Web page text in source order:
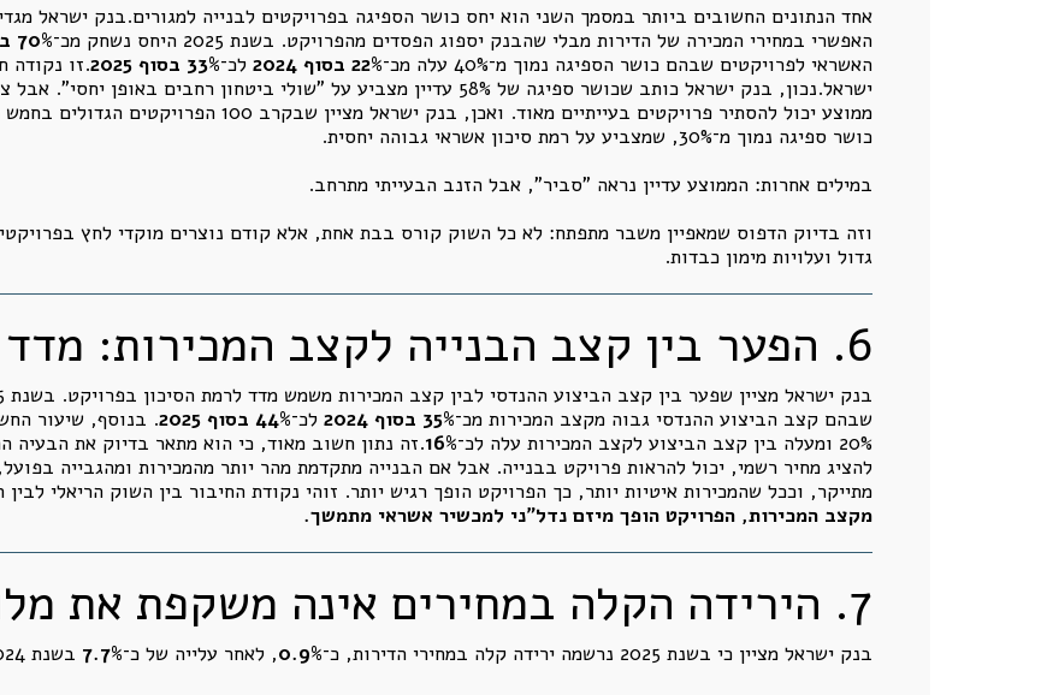
אחד הנתונים החשובים ביותר במסמך השני הוא יחס כושר הספיגה בפרויקטים לבנייה למגורים.בנק ישראל
האפשרי במחירי המכירה של הדירות מבלי שהבנק יספוג הפסדים מהפרויקט. בשנת 2025 היחס נשחק מכ־
70% בסוף 2024
האשראי לפרויקטים שבהם כושר הספיגה נמוך מ־40% עלה מכ־
22% בסוף 2024 לכ־33% בסוף 2025
.זו נקודה
ישראל.נכון, בנק ישראל כותב שכושר ספיגה של 58% עדיין מצביע על "שולי ביטחון
ממוצע יכול להסתיר פרויקטים בעייתיים מאוד. ואכן, בנק ישראל מציין שבקרב 100 הפרויקטים הגדולים בחמש הקבוצות הבנקאיות, קיימים
כושר ספיגה נמוך מ־30%, שמצביע על רמת סיכון אשראי גבוהה יחסית.
במילים אחרות: הממוצע עדיין נראה "סביר", אבל הזנב הבעייתי מתרחב.
וזה בדיוק הדפוס שמאפיין משבר מתפתח: לא כל השוק קורס בבת אחת, אלא קודם נוצרים מוקדי לחץ
גדול ועלויות מימון כבדות.
6. הפער בין קצב הבנייה לקצב המכירות: מדד סיכון מובהק
שבהם קצב הביצוע ההנדסי גבוה מקצב המכירות מכ־35% בסוף 2024 לכ־44% בסוף 2025
. בנוסף, שיעור
20% ומעלה בין קצב הביצוע לקצב המכירות עלה לכ־
16%.זה נתון חשוב מאוד, כי הוא מתאר בדיוק את הבעיה
להציג מחיר רשמי, יכול להראות פרויקט בבנייה. אבל אם הבנייה מתקדמת מהר יותר מהמכירות ומהגבייה
מתייקר, וככל שהמכירות איטיות יותר, כך הפרויקט הופך רגיש יותר. זוהי נקודת החיבור בין השוק הריאלי
מקצב המכירות, הפרויקט הופך מיזם נדל"ני למכשיר אשראי מתמשך.
7. הירידה הקלה במחירים אינה משקפת את מלוא ירידת השווי
בנק ישראל מציין כי בשנת 2025 נרשמה ירידה קלה במחירי הדירות, כ־ 0.9%, לאחר עלייה של כ־7.7% בשנת 2024.אבל כאן צריך להבחין בין שלושה דברים: